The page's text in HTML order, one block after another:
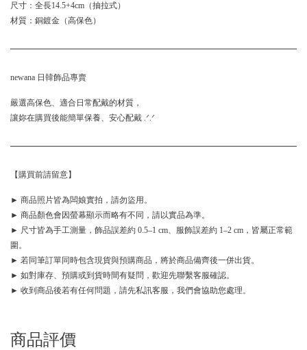
尺寸：全長14.5+4cm（抽拉式）
材質：銅鍍金（高保色）
newana 日韓飾品專賣
嚴選高保色、適合日常配戴的材質，
讓妳在購買後能簡單保養、安心配戴 .ᐟ.ᐟ
【購買前請留意】
► 商品照片皆為闆娘實拍，請勿盜用。
► 商品顏色會因螢幕顯示而略有不同，請以實品為準。
► 尺寸皆為手工測量，飾品誤差約 0.5–1 cm、服飾誤差約 1–2 cm，皆屬正常範
圍。
► 若同筆訂單同時包含現貨與預購商品，將於商品備齊後一併出貨。
► 如對庫存、預購或到貨時間有疑問，歡迎先聯繫客服確認。
► 收到商品後若有任何問題，請先私訊客服，我們會協助您處理。
商品評價